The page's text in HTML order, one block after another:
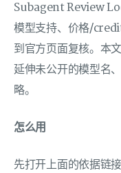
Subagent Review
模型支持、价格/
到官方页面复核。本
延伸未公开的模型名
略。
怎么用
先打开上面的依据链